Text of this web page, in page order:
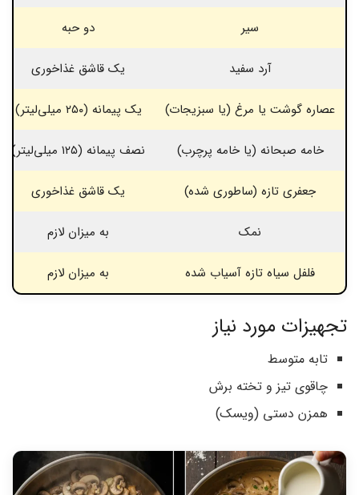
سیر دو حبه
آرد سفید یک قاشق غذاخوری
عصاره گوشت یا مرغ (یا سبزیجات) یک پیمانه (۲۵۰ میلی‌لیتر)
خامه صبحانه (یا خامه پرچرب) نصف پیمانه (۱۲۵ میلی‌لیتر)
جعفری تازه (ساطوری شده) یک قاشق غذاخوری
نمک به میزان لازم
فلفل سیاه تازه آسیاب شده به میزان لازم
تجهیزات مورد نیاز
تابه متوسط
چاقوی تیز و تخته برش
همزن دستی (ویسک)